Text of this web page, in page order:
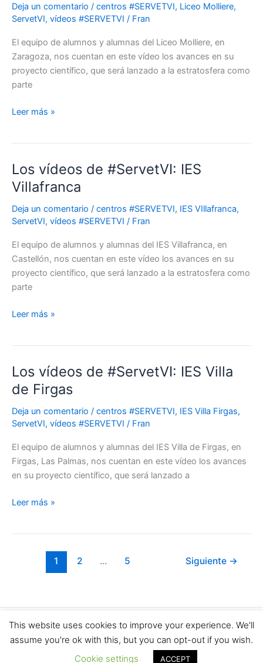
Deja un comentario / centros #SERVETVI, Liceo Molliere,
ServetVI, vídeos #SERVETVI / Fran
El equipo de alumnos y alumnas del Liceo Molliere, en
Zaragoza, nos cuentan en este vídeo los avances en su
proyecto científico, que será lanzado a la estratosfera como
parte
#ServetVI:
Liceo
Leer más »
Los vídeos de #ServetVI: IES
Villafranca
Deja un comentario / centros #SERVETVI, IES VIllafranca,
ServetVI, vídeos #SERVETVI / Fran
El equipo de alumnos y alumnas del IES Villafranca, en
Castellón, nos cuentan en este vídeo los avances en su
proyecto científico, que será lanzado a la estratosfera como
parte
Los
vídeos
de
#ServetVI:
IES
Leer más »
Los vídeos de #ServetVI: IES Villa
de Firgas
Deja un comentario / centros #SERVETVI, IES Villa Firgas,
ServetVI, vídeos #SERVETVI / Fran
El equipo de alumnos y alumnas del IES Villa de Firgas, en
Firgas, Las Palmas, nos cuentan en este vídeo los avances
en su proyecto científico, que será lanzado a
Los
vídeos
de
#ServetVI:
IES
Firgas
Leer más »
1 2 … 5 Siguiente →
Copyright © 2026 | Powered by Proyecto Servet
This website uses cookies to improve your experience. We'll
assume you're ok with this, but you can opt-out if you wish.
Cookie settings
ACCEPT